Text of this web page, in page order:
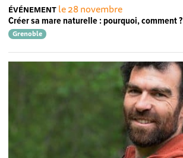
ÉVÉNEMENT le 28 novembre
Créer sa mare naturelle : pourquoi, comment ?
Grenoble